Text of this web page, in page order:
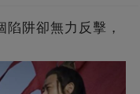
阱卻無力反擊，